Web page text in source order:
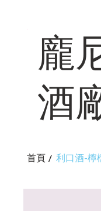
龐
酒
首頁 / 利口酒-檸